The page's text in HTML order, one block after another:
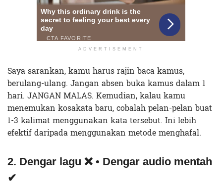
ADVERTISEMENT
Saya sarankan, kamu harus rajin baca kamus,
berulang-ulang. Jangan absen buka kamus dalam 1
hari. JANGAN MALAS. Kemudian, kalau kamu
menemukan kosakata baru, cobalah pelan-pelan buat
1-3 kalimat menggunakan kata tersebut. Ini lebih
efektif daripada menggunakan metode menghafal.
2. Dengar lagu ❌ • Dengar audio mentah
✔